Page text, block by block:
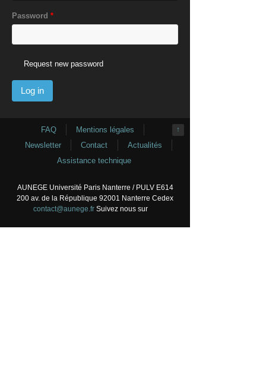
Password *
Request new password
↑
FAQ
Mentions légales
Newsletter
Contact
Actualités
Assistance technique
AUNEGE Université Paris Nanterre / PULV E614
200 av. de la République 92001 Nanterre Cedex
contact@aunege.frSuivez nous sur